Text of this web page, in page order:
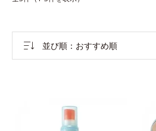
並び順 おすすめ順